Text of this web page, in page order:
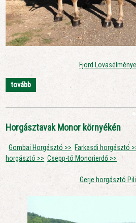
Fjord
tovább
Horgásztavak Monor környékén
Gombai Horgásztó >> Farkasdi horgásztó
horgásztó >> Csepp-tó Monorierdő >>
Gerje horgásztó